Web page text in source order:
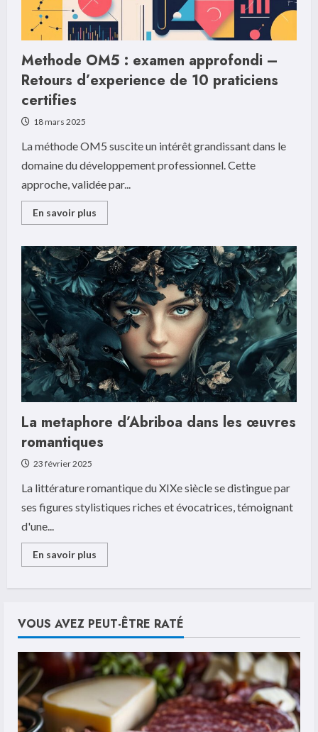
Methode OM5 : examen approfondi –
Retours d’experience de 10 praticiens
certifies
18 mars 2025
La méthode OM5 suscite un intérêt grandissant dans le
domaine du développement professionnel. Cette
approche, validée par...
En savoir plus
more
OM5
:
examen
approfondi
–
Retours
d’experience
de
praticiens
certifies
La metaphore d’Abriboa dans les œuvres
romantiques
23 février 2025
La littérature romantique du XIXe siècle se distingue par
ses figures stylistiques riches et évocatrices, témoignant
d'une...
En savoir plus
more
les
VOUS AVEZ PEUT-ÊTRE RATÉ